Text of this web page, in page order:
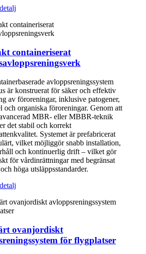
detalj
containeriserat
avloppsreningssystem
är konstruerat för säker och effektiv
av föroreningar, inklusive patogener,
och organiska föroreningar. Genom att
MBR- eller MBBR-teknik
det stabil och korrekt
Systemet är prefabricerat
vilket möjliggör snabb installation,
och kontinuerlig drift – vilket gör
för vårdinrättningar med begränsat
höga utsläppsstandarder.
detalj
ovanjordiskt
för flygplatser